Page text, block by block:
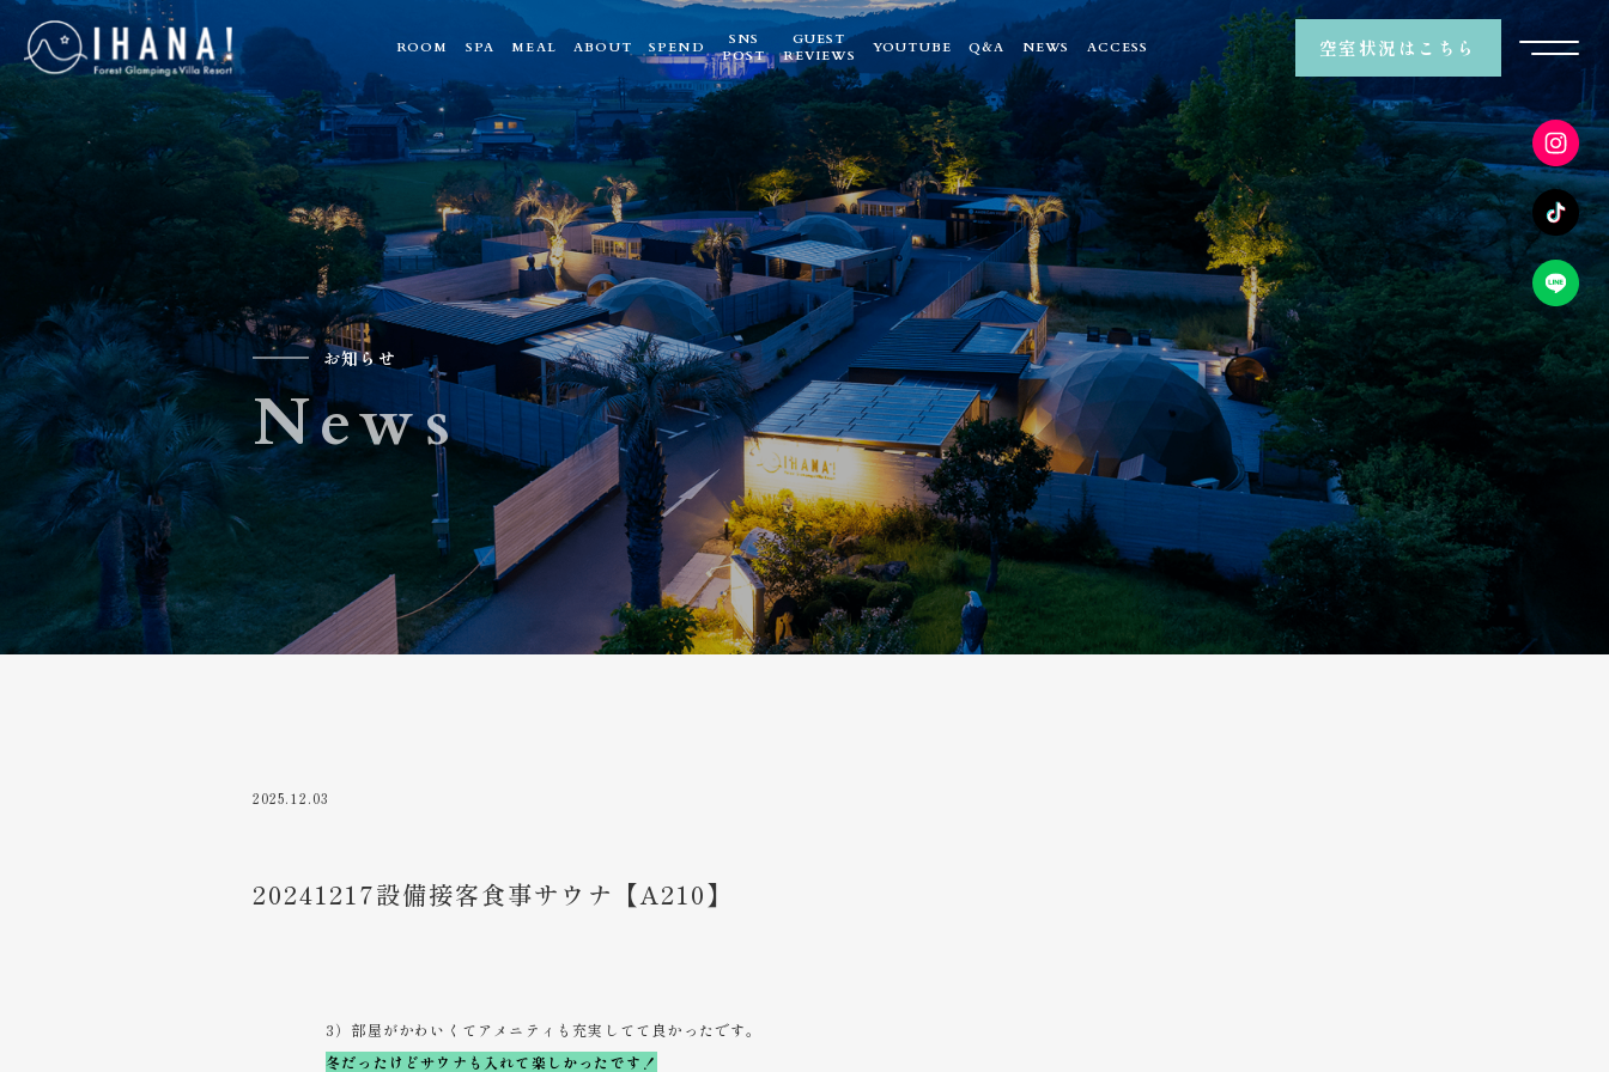
空室状況はこちら
ROOM SPA MEAL ABOUT SPEND
SNS
POST
GUEST
REVIEWS
YOUTUBE Q&A NEWS ACCESS
お知らせ
News
2025.12.03
20241217設備接客食事サウナ【A210】
3）部屋がかわいくてアメニティも充実してて良かったです。
冬だったけどサウナも入れて楽しかったです！